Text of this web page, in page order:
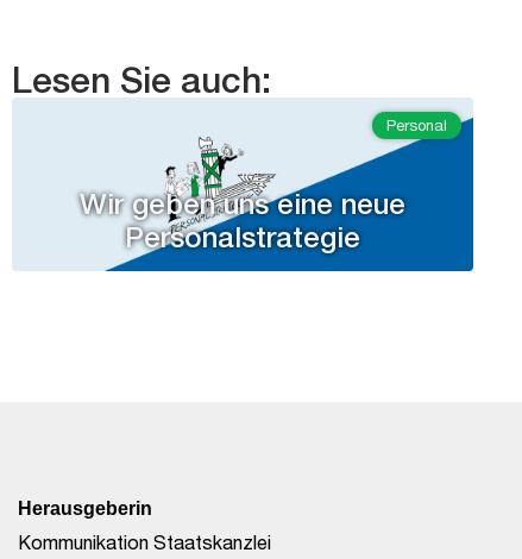
Lesen Sie auch:
Wir geben uns eine neue
Personalstrategie
Personal
Herausgeberin
Kommunikation Staatskanzlei